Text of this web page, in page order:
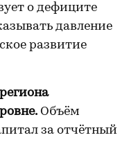
о дефиците
давление
развитие
Объём
за отчётный